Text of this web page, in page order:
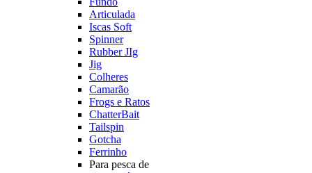
Articulada
Iscas Soft
Spinner
Rubber JIg
Jig
Colheres
Camarão
Frogs e Ratos
ChatterBait
Tailspin
Gotcha
Ferrinho
Para pesca de